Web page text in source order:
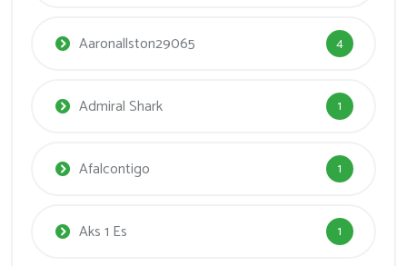
Aaronallston29065 4
Admiral Shark 1
Afalcontigo 1
Aks 1 Es 1